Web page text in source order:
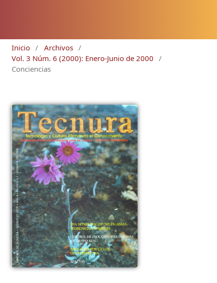
Inicio / Archivos /
Vol. 3 Núm. 6 (2000): Enero-Junio de 2000
/
Conciencias